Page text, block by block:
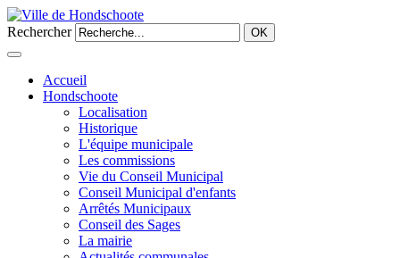
Rechercher OK
Accueil
Hondschoote
Localisation
Historique
L'équipe municipale
Les commissions
Vie du Conseil Municipal
Conseil Municipal d'enfants
Arrêtés Municipaux
Conseil des Sages
La mairie